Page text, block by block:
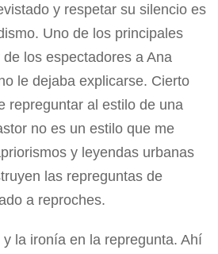
y respetar su silencio es
Uno de los principales
los espectadores a Ana
le dejaba explicarse. Cierto
repreguntar al estilo de una
no es un estilo que me
y leyendas urbanas
las repreguntas de
a reproches.
la ironía en la repregunta. Ahí